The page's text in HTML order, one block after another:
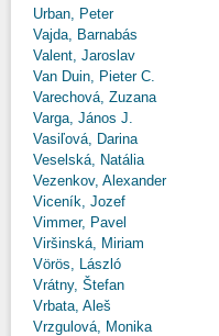
Urban, Peter
Vajda, Barnabás
Valent, Jaroslav
Van Duin, Pieter C.
Varechová, Zuzana
Varga, János J.
Vasiľová, Darina
Veselská, Natália
Vezenkov, Alexander
Viceník, Jozef
Vimmer, Pavel
Viršinská, Miriam
Vörös, László
Vrátny, Štefan
Vrbata, Aleš
Vrzgulová, Monika